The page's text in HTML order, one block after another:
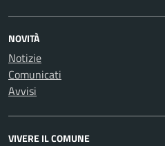
NOVITÀ
Notizie
Comunicati
Avvisi
VIVERE IL COMUNE